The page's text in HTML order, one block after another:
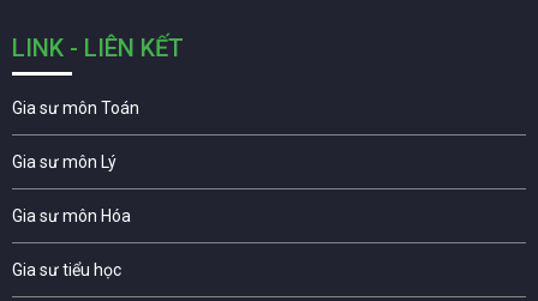
LINK - LIÊN KẾT
Gia sư môn Toán
Gia sư môn Lý
Gia sư môn Hóa
Gia sư tiểu học